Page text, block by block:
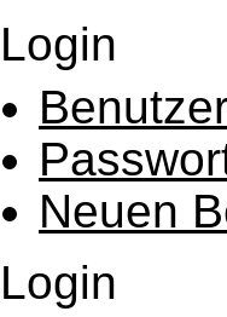
Login
Neuen
Login